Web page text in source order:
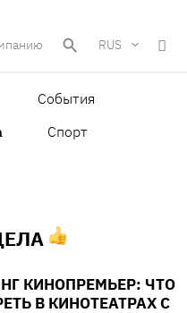
RUS
События
Спорт
КИНОПРЕМЬЕР: ЧТО
В КИНОТЕАТРАХ С